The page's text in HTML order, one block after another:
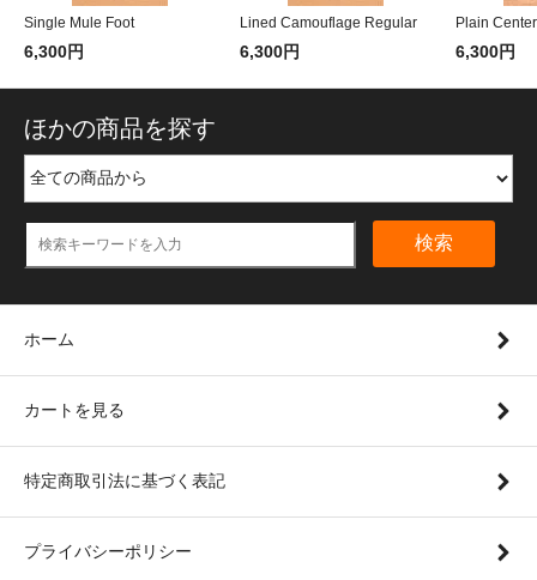
Single Mule Foot
6,300円
Lined Camouflage Regular
6,300円
Plain Center
6,300円
ほかの商品を探す
検索
ホーム
カートを見る
特定商取引法に基づく表記
プライバシーポリシー